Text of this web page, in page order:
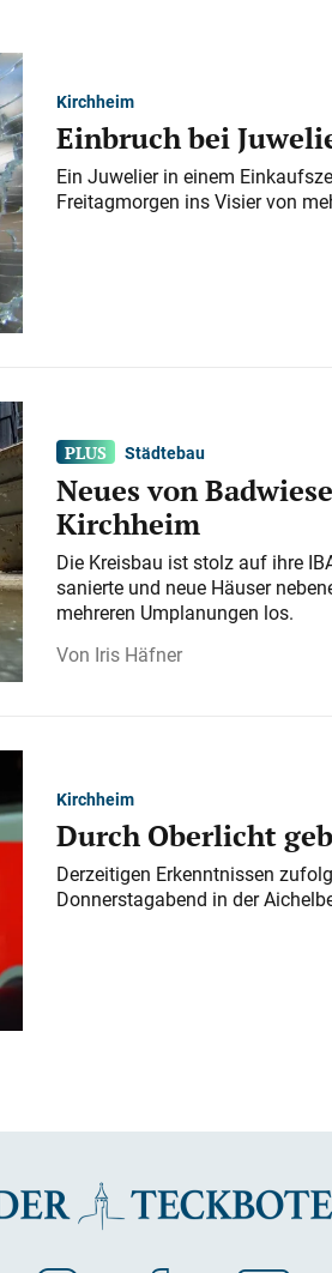
Kirchheim
Einbruch bei
Ein Juwelier in einem
Freitagmorgen ins Visier von
Städtebau
Neues von
Kirchheim
Die Kreisbau ist stolz auf ihre
sanierte und neue Häuser
mehreren Umplanungen los.
Iris Häfner
Kirchheim
Durch Oberlicht
Derzeitigen Erkenntnissen
Donnerstagabend in der